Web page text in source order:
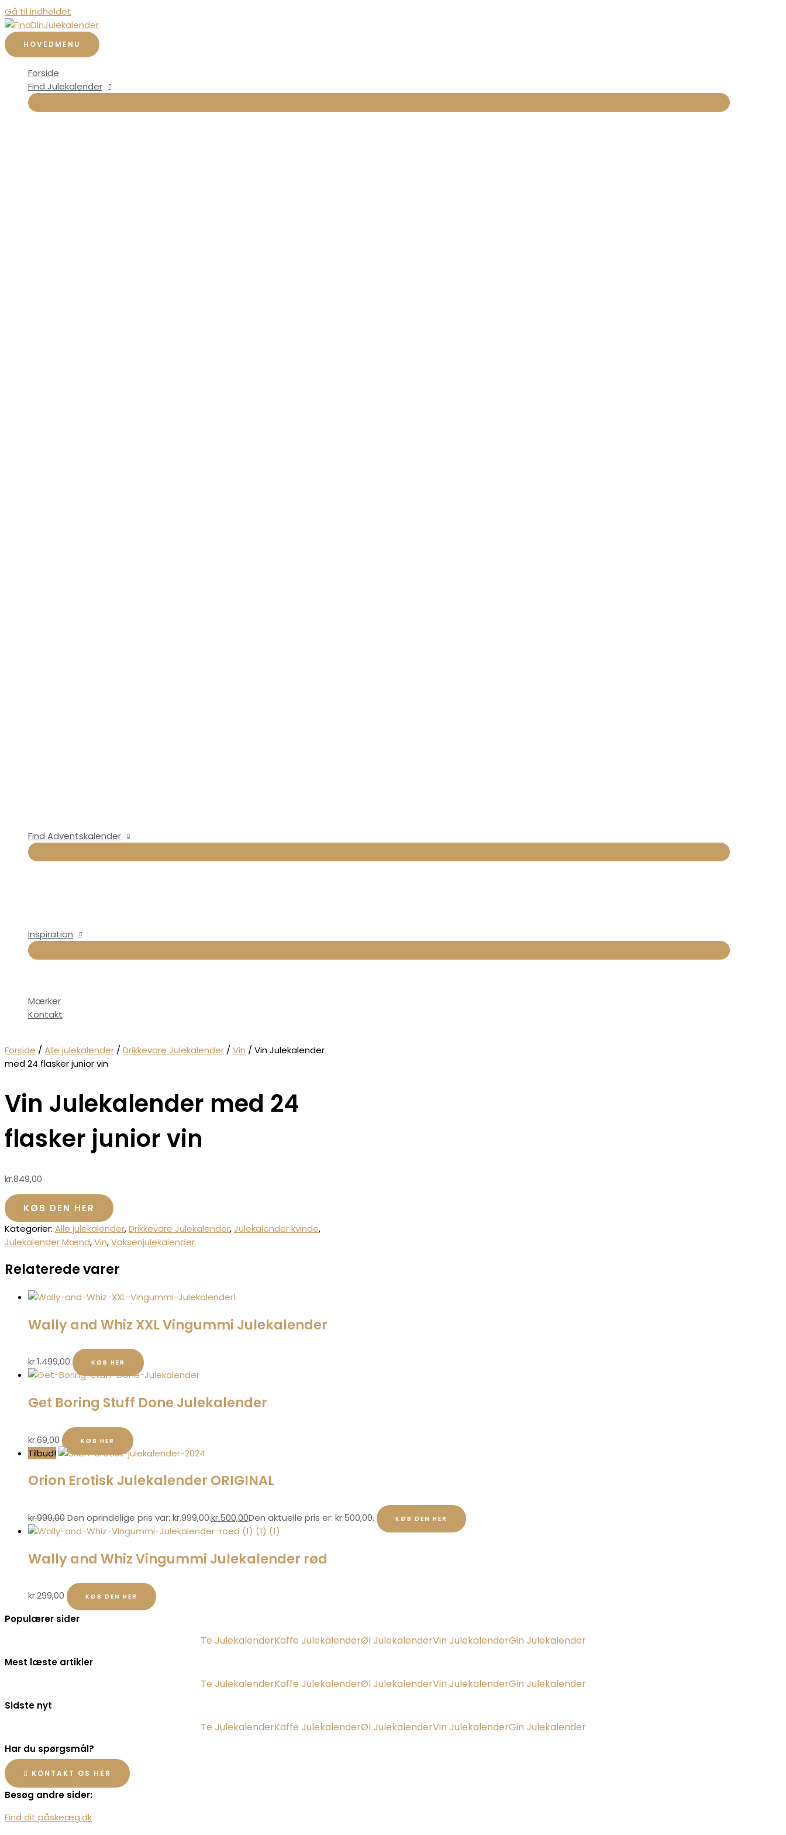
Gå til indholdet
HOVEDMENU
Forside
Find Julekalender
Find Adventskalender
Inspiration
Mærker
Kontakt
Forside / Alle julekalender / Drikkevare Julekalender / Vin / Vin Julekalender
med 24 flasker junior vin
Vin Julekalender med 24
flasker junior vin
kr.849,00
KØB DEN HER
Kategorier: Alle julekalender,Drikkevare Julekalender,Julekalender kvinde,
Julekalender Mænd,Vin,Voksenjulekalender
Relaterede varer
Wally and Whiz XXL Vingummi Julekalender
kr.1.499,00 KØB HER
Get Boring Stuff Done Julekalender
kr.69,00 KØB HER
Tilbud!
Orion Erotisk Julekalender ORIGINAL
kr.999,00Den oprindelige pris var: kr.999,00.kr.500,00Den aktuelle pris er: kr.500,00. KØB DEN HER
Wally and Whiz Vingummi Julekalender rød
kr.299,00 KØB DEN HER
Populærer sider
Te JulekalenderKaffe JulekalenderØl JulekalenderVin JulekalenderGin Julekalender
Mest læste artikler
Te JulekalenderKaffe JulekalenderØl JulekalenderVin JulekalenderGin Julekalender
Sidste nyt
Te JulekalenderKaffe JulekalenderØl JulekalenderVin JulekalenderGin Julekalender
Har du spørgsmål?
KONTAKT OS HER
Besøg andre sider:
Find dit påskeæg.dk